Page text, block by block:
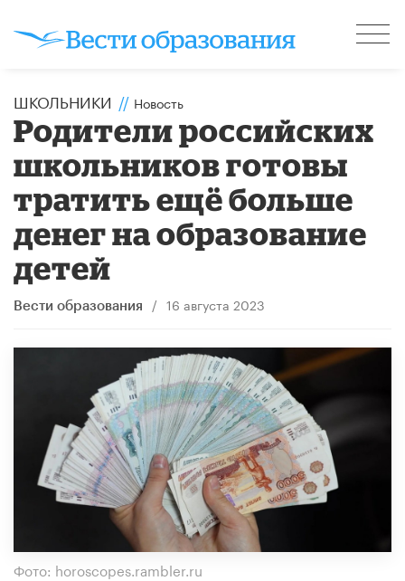
ШКОЛЬНИКИ // Новость
Родители российских
школьников готовы
тратить ещё больше
денег на образование
детей
Вести образования / 16 августа 2023
Фото: horoscopes.rambler.ru